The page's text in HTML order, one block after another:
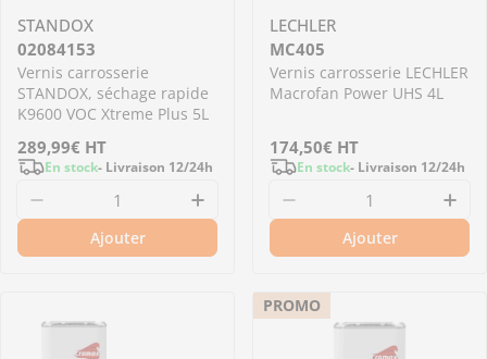
STANDOX
02084153
Vernis carrosserie
STANDOX, séchage rapide
K9600 VOC Xtreme Plus 5L
Prix
régulier
289,99€ HT
En stock- Livraison 12/24h
Diminuer la quantité pour 02084153 - Vernis
Augmenter la quantité pour
Ajouter
LECHLER
MC405
Vernis carrosserie LECHLER
Macrofan Power UHS 4L
Prix
régulier
174,50€ HT
En stock- Livraison 12/24h
Diminuer la quantité
Ajouter
PROMO